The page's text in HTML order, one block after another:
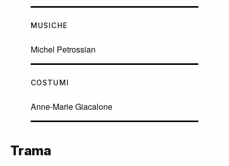
MUSICHE
Michel Petrossian
COSTUMI
Anne-Marie Giacalone
Trama